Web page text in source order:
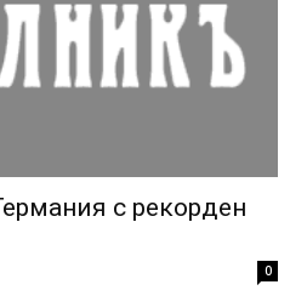
с рекорден
0